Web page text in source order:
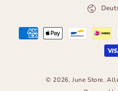
© 2026,June Store.
Zahlungsmöglichkeiten